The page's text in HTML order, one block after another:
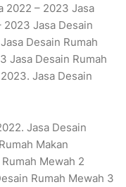
2022 – 2023 Jasa
Jasa Desain
Desain Rumah
Jasa Desain Rumah
Jasa Desain
Jasa Desain
Makan
Mewah 2
Rumah Mewah 3